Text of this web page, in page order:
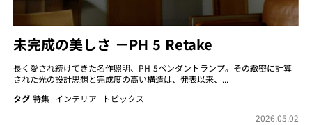
未完成の美しさ －PH 5 Retake
長く愛され続けてきた名作照明、PH 5ペンダントランプ。その緻密に計算
された光の設計思想と完成度の高い構造は、発表以来、...
タグ 特集 インテリア
トピックス
2026.05.02